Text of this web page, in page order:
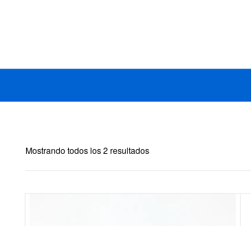
Mostrando todos los 2 resultados